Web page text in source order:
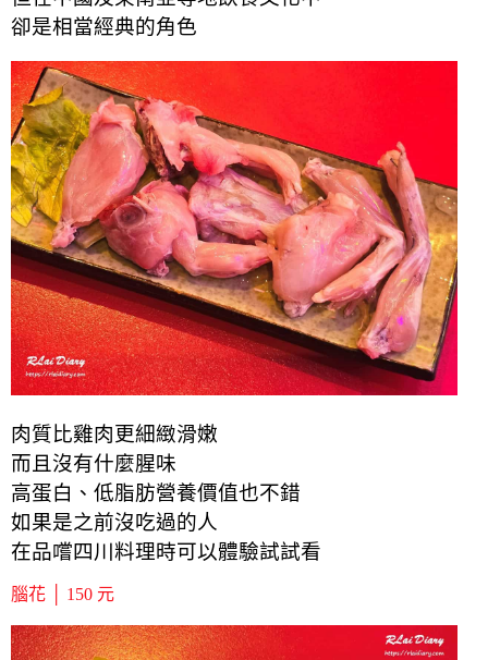
卻是相當經典的角色
肉質比雞肉更細緻滑嫩
而且沒有什麼腥味
高蛋白、低脂肪營養價值也不錯
如果是之前沒吃過的人
在品嚐四川料理時可以體驗試試看
腦花 │ 150 元